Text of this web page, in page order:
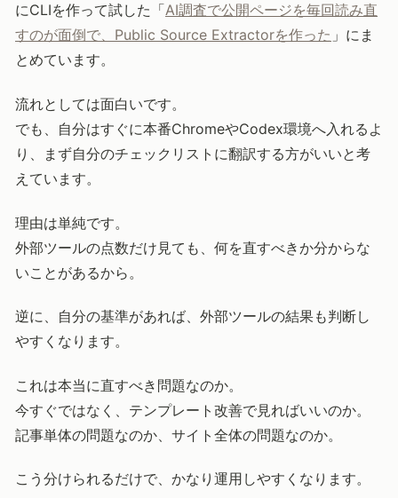
にCLIを作って試した「AI調査で公開ページを毎回読み直
すのが面倒で、Public Source Extractorを作った 」にま
とめています。
流れとしては面白いです。
でも、自分はすぐに本番ChromeやCodex環境へ入れるよ
り、まず自分のチェックリストに翻訳する方がいいと考
えています。
理由は単純です。
外部ツールの点数だけ見ても、何を直すべきか分からな
いことがあるから。
逆に、自分の基準があれば、外部ツールの結果も判断し
やすくなります。
これは本当に直すべき問題なのか。
今すぐではなく、テンプレート改善で見ればいいのか。
記事単体の問題なのか、サイト全体の問題なのか。
こう分けられるだけで、かなり運用しやすくなります。